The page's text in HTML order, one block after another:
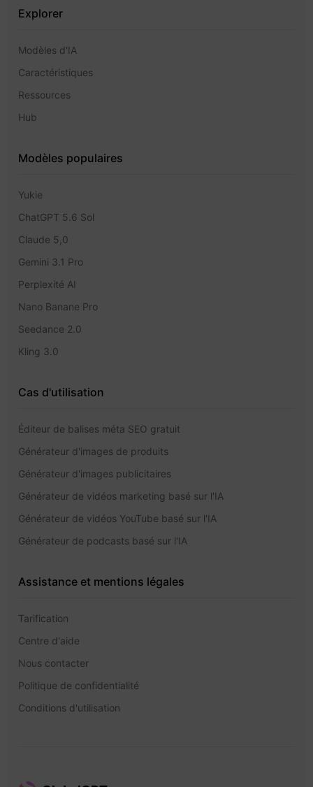
Explorer
Modèles d'IA
Caractéristiques
Ressources
Hub
Modèles populaires
Yukie
ChatGPT 5.6 Sol
Claude 5,0
Gemini 3.1 Pro
Perplexité AI
Nano Banane Pro
Seedance 2.0
Kling 3.0
Cas d'utilisation
Éditeur de balises méta SEO gratuit
Générateur d'images de produits
Générateur d'images publicitaires
Générateur de vidéos marketing basé sur l'IA
Générateur de vidéos YouTube basé sur l'IA
Générateur de podcasts basé sur l'IA
Assistance et mentions légales
Tarification
Centre d'aide
Nous contacter
Politique de confidentialité
Conditions d'utilisation